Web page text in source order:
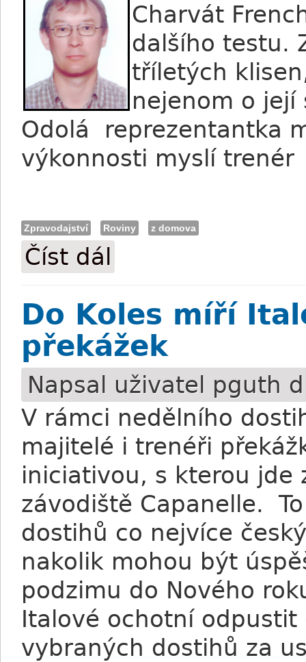
Charvát
dalšího testu.
tříletých
nejenom o
Odolá reprezentantka
výkonnosti myslí trenér
Zpravodajství Roviny z domova
Číst dál
Do Koles míří
překážek
Napsal uživatel pguth
V rámci nedělního
majitelé i trenéři
iniciativou, s kterou
závodiště Capanelle.
dostihů co nejvíce
nakolik mohou být
podzimu do Nového
Italové ochotní
vybraných dostihů za